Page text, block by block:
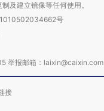
及建立镜像等任何使用。
号
举报邮箱：laixin@caixin.com
接